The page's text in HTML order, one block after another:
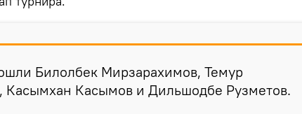
Билолбек Мирзарахимов, Темур
Касымхан Касымов и Дильшодбе Рузметов.